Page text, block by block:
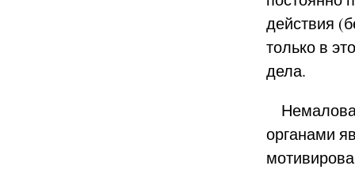
действия
только в
дела.
органами